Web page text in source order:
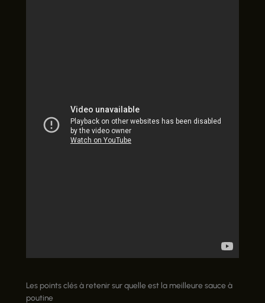
Les points clés à retenir sur quelle est la meilleure sauce à
poutine